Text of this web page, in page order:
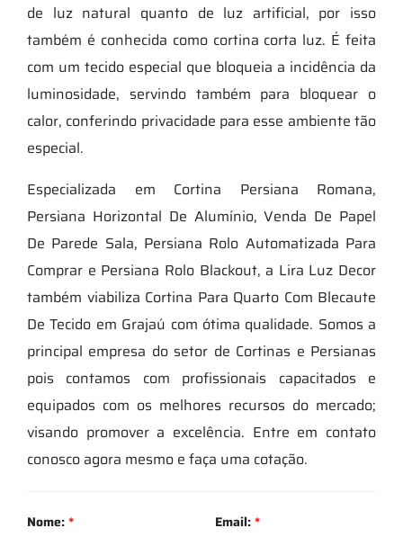
de luz natural quanto de luz artificial, por isso
também é conhecida como cortina corta luz. É feita
com um tecido especial que bloqueia a incidência da
luminosidade, servindo também para bloquear o
calor, conferindo privacidade para esse ambiente tão
especial.
Especializada em Cortina Persiana Romana,
Persiana Horizontal De Alumínio, Venda De Papel
De Parede Sala, Persiana Rolo Automatizada Para
Comprar e Persiana Rolo Blackout, a Lira Luz Decor
também viabiliza Cortina Para Quarto Com Blecaute
De Tecido em Grajaú com ótima qualidade. Somos a
principal empresa do setor de Cortinas e Persianas
pois contamos com profissionais capacitados e
equipados com os melhores recursos do mercado;
visando promover a excelência. Entre em contato
conosco agora mesmo e faça uma cotação.
Nome:* Email:*